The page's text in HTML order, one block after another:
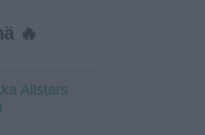
🔥
Allstars